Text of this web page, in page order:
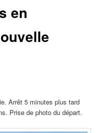
en
Arrêt 5 minutes plus tard
Prise de photo du départ.